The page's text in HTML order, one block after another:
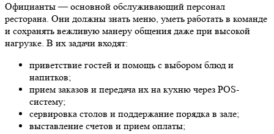
Официанты — основной обслуживающий персонал
ресторана. Они должны знать меню, уметь работать в команде
и сохранять вежливую манеру общения даже при высокой
нагрузке. В их задачи входят:
приветствие гостей и помощь с выбором блюд и
напитков;
прием заказов и передача их на кухню через POS-
систему;
сервировка столов и поддержание порядка в зале;
выставление счетов и прием оплаты;